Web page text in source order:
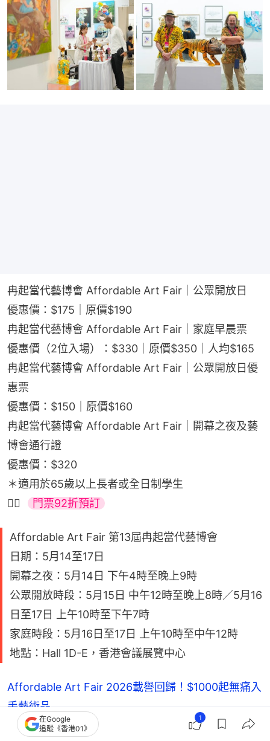
冉起當代藝博會 Affordable Art Fair｜公眾開放日
優惠價：$175｜原價$190
冉起當代藝博會 Affordable Art Fair｜家庭早晨票
優惠價（2位入場）：$330｜原價$350｜人均$165
冉起當代藝博會 Affordable Art Fair｜公眾開放日優
惠票
優惠價：$150｜原價$160
冉起當代藝博會 Affordable Art Fair｜開幕之夜及藝
博會通行證
優惠價：$320
＊適用於65歲以上長者或全日制學生
👉🏻
門票92折預訂
Affordable Art Fair 第13屆冉起當代藝博會
日期：5月14至17日
開幕之夜：5月14日 下午4時至晚上9時
公眾開放時段：5月15日 中午12時至晚上8時／5月16
日至17日 上午10時至下午7時
家庭時段：5月16日至17日 上午10時至中午12時
地點：Hall 1D-E，香港會議展覽中心
Affordable Art Fair 2026載譽回歸！$1000起無痛入
手藝術品
Affordable Art Fair2026｜大型藝術裝置/兒童工作
在Google
追蹤《香港01》
1